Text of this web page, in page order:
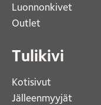
Luonnonkivet
Outlet
Tulikivi
Kotisivut
Jälleenmyyjät